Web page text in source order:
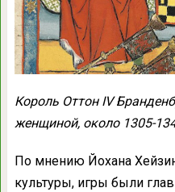
Король Оттон IV
женщиной, около 1305-
По мнению Йохана
культуры, игры были